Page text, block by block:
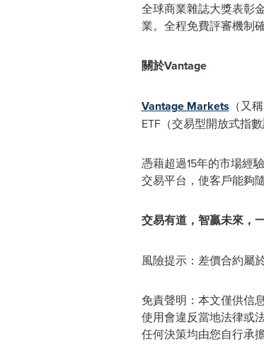
全球商業雜誌大獎表彰
業。 全程免費評審機制
關於Vantage
Vantage Markets （又
ETF（交易型開放式指
憑藉超過15年的市場經
交易平台，使客戶能夠
交易有道，智贏未來，
風險提示：差價合約屬
免責聲明：本文僅供信
使用會違反當地法律或
任何決策均由您自行承擔